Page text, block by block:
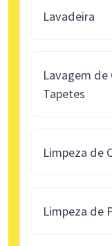
Lavadeira
Lavagem de
Tapetes
Limpeza de
Limpeza de